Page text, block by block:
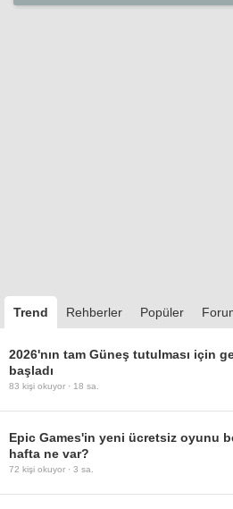
yayınlandı
Trend Rehberler Popüler
2026'nın tam Güneş tutulması için
başladı
83 kişi okuyor · 18 sa.
Epic Games'in yeni ücretsiz oyunu
hafta ne var?
72 kişi okuyor · 3 sa.